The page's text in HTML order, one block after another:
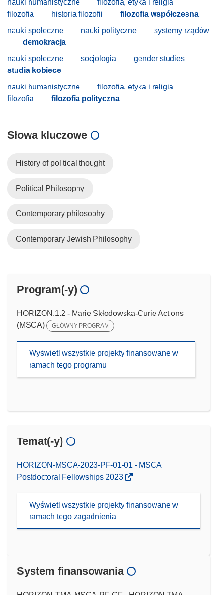
nauki humanistyczne
filozofia, etyka i religia
filozofia
historia filozofii
filozofia współczesna
nauki społeczne
nauki polityczne
systemy rządów
demokracja
nauki społeczne
socjologia
gender studies
studia kobiece
nauki humanistyczne
filozofia, etyka i religia
filozofia
filozofia polityczna
Słowa kluczowe
History of political thought
Political Philosophy
Contemporary philosophy
Contemporary Jewish Philosophy
Program(-y)
HORIZON.1.2 - Marie Skłodowska-Curie Actions
(MSCA)
GŁÓWNY PROGRAM
Wyświetl wszystkie projekty finansowane w
ramach tego programu
Temat(-y)
HORIZON-MSCA-2023-PF-01-01 - MSCA
Postdoctoral Fellowships 2023
Wyświetl wszystkie projekty finansowane w
ramach tego zagadnienia
System finansowania